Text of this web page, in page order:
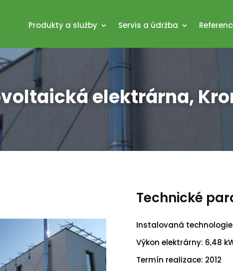
Produkty a služby Servis a údržba
elektrárna,
Technické
Instalovaná
Výkon elektrárny: 6,48
Termín realizace: 2012